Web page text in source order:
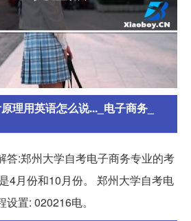
理用英语怎么说..._电子商务_
答:郑州大学自考电子商务专业的考
4月份和10月份。 郑州大学自考电
置: 020216电。